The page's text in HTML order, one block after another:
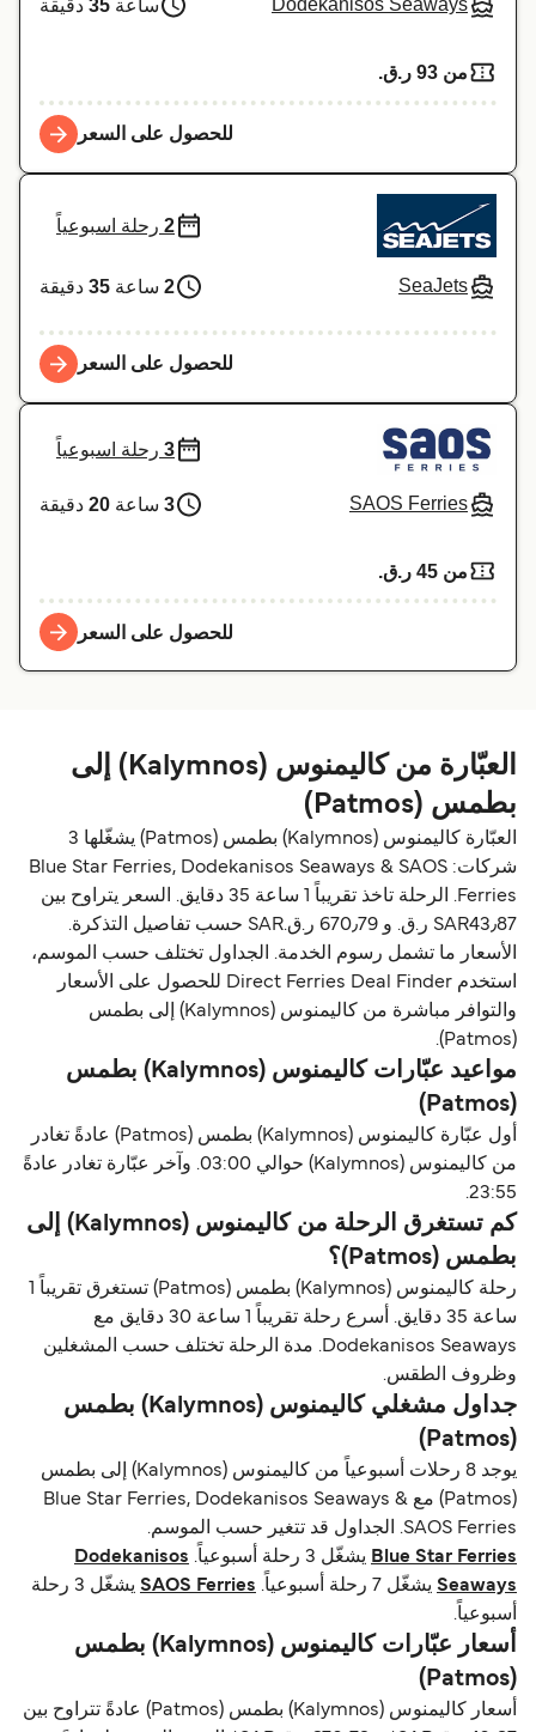
Dodekanisos Seaways ساعة 35 دقيقة
من 93 ر.ق.‏
للحصول على السعر
SeaJets
2 رحلة اسبوعياً
2 ساعة 35 دقيقة
للحصول على السعر
SAOS Ferries
3 رحلة اسبوعياً
3 ساعة 20 دقيقة
من 45 ر.ق.‏
للحصول على السعر
العبّارة من كاليمنوس (Kalymnos) إلى
بطمس (Patmos)
العبّارة كاليمنوس (Kalymnos) بطمس (Patmos) يشغّلها 3
شركات: Blue Star Ferries, Dodekanisos Seaways & SAOS
Ferries. الرحلة تاخذ تقريباً 1 ساعة 35 دقايق. السعر يتراوح بين
SAR43٫87 ر.ق.‏ و 670٫79 ر.ق.‏SAR حسب تفاصيل التذكرة.
الأسعار ما تشمل رسوم الخدمة. الجداول تختلف حسب الموسم،
استخدم Direct Ferries Deal Finder للحصول على الأسعار
والتوافر مباشرة من كاليمنوس (Kalymnos) إلى بطمس
(Patmos).
مواعيد عبّارات كاليمنوس (Kalymnos) بطمس
(Patmos)
أول عبّارة كاليمنوس (Kalymnos) بطمس (Patmos) عادةً تغادر
من كاليمنوس (Kalymnos) حوالي 03:00. وآخر عبّارة تغادر عادةً
23:55.
كم تستغرق الرحلة من كاليمنوس (Kalymnos) إلى
بطمس (Patmos)؟
ساعة 35 دقايق. أسرع رحلة تقريباً 1 ساعة 30 دقايق مع
Dodekanisos Seaways. مدة الرحلة تختلف حسب المشغلين
وظروف الطقس.
جداول مشغلي كاليمنوس (Kalymnos) بطمس
(Patmos)
يوجد 8 رحلات أسبوعياً من كاليمنوس (Kalymnos) إلى بطمس
(Patmos) مع Blue Star Ferries, Dodekanisos Seaways &
SAOS Ferries. الجداول قد تتغير حسب الموسم.
Blue Star Ferries يشغّل 3 رحلة أسبوعياً.
Dodekanisos
Seaways يشغّل 7 رحلة أسبوعياً. SAOS Ferries
يشغّل 3 رحلة
أسبوعياً.
أسعار عبّارات كاليمنوس (Kalymnos) بطمس
(Patmos)
أسعار كاليمنوس (Kalymnos) بطمس (Patmos) عادةً تتراوح بين